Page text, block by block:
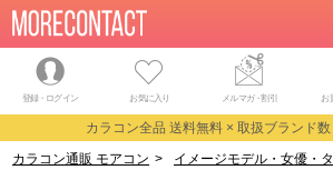
登録・ログイン お気に入り メルマガ・割引 お
カラコン全品 送料無料 × 取扱ブランド数
カラコン通販 モアコン > イメージモデル・女優・